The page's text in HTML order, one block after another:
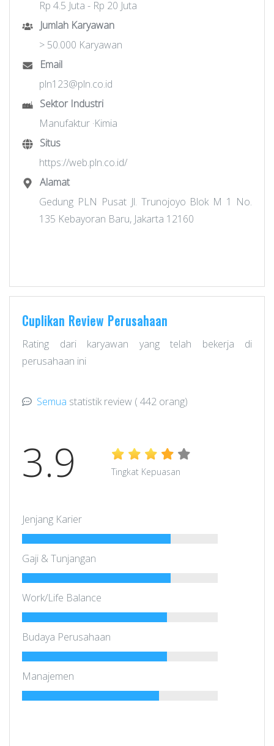
Rp 4.5 Juta - Rp 20 Juta
Jumlah Karyawan
> 50.000 Karyawan
Email
pln123@pln.co.id
Sektor Industri
Manufaktur ·Kimia
Situs
https://web.pln.co.id/
Alamat
Gedung PLN Pusat Jl. Trunojoyo Blok M 1 No.
135 Kebayoran Baru, Jakarta 12160
Cuplikan Review Perusahaan
Rating dari karyawan yang telah bekerja di
perusahaan ini
Semua statistik review ( 442 orang)
3.9 Tingkat Kepuasan
Jenjang Karier
Gaji & Tunjangan
Work/Life Balance
Budaya Perusahaan
Manajemen